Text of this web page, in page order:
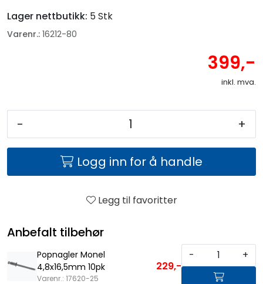
Lager nettbutikk: 5 Stk
Varenr.: 16212-80
399,-
inkl. mva.
- +
Logg inn for å handle
Legg til favoritter
Anbefalt tilbehør
Popnagler Monel
4,8x16,5mm 10pk
Varenr.: 17620-25
229,-
- +